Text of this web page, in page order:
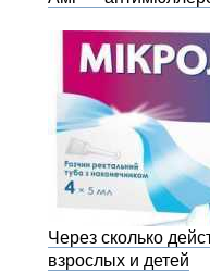
Через сколько
взрослых и детей